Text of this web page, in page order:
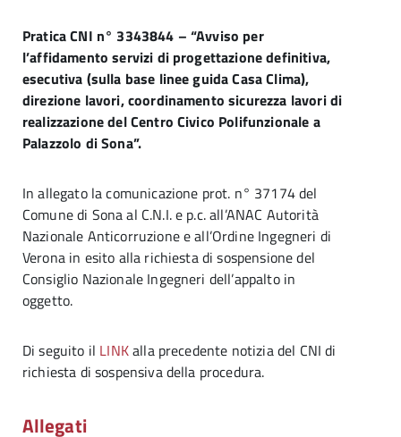
Pratica CNI n° 3343844 – “Avviso per
l’affidamento servizi di progettazione definitiva,
esecutiva (sulla base linee guida Casa Clima),
direzione lavori, coordinamento sicurezza lavori di
realizzazione del Centro Civico Polifunzionale a
Palazzolo di Sona”.
In allegato la comunicazione prot. n° 37174 del
Comune di Sona al C.N.I. e p.c. all’ANAC Autorità
Nazionale Anticorruzione e all’Ordine Ingegneri di
Verona in esito alla richiesta di sospensione del
Consiglio Nazionale Ingegneri dell’appalto in
oggetto.
Di seguito il LINKalla precedente notizia del CNI di
richiesta di sospensiva della procedura.
Allegati